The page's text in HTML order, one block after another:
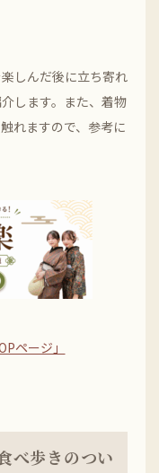
しんだ後に立ち寄れ
します。また、着物
れますので、参考に
ページ」
べ歩きのつい